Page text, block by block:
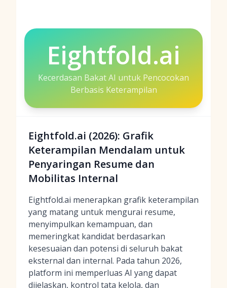
Eightfold.ai
Kecerdasan Bakat AI untuk Pencocokan
Berbasis Keterampilan
Eightfold.ai (2026): Grafik
Keterampilan Mendalam untuk
Penyaringan Resume dan
Mobilitas Internal
Eightfold.ai menerapkan grafik keterampilan
yang matang untuk mengurai resume,
menyimpulkan kemampuan, dan
memeringkat kandidat berdasarkan
kesesuaian dan potensi di seluruh bakat
eksternal dan internal. Pada tahun 2026,
platform ini memperluas AI yang dapat
dijelaskan, kontrol tata kelola, dan